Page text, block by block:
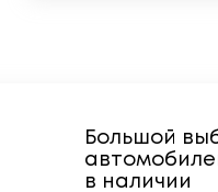
Большой
в наличии